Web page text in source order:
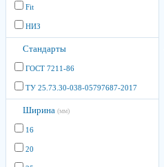
Fit
НИЗ
Стандарты
ГОСТ 7211-86
ТУ 25.73.30-038-05797687-2017
Ширина (мм)
16
20